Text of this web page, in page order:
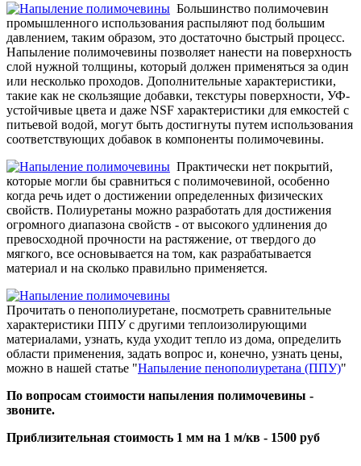
Большинство полимочевин
промышленного использования распыляют под большим
давлением, таким образом, это достаточно быстрый процесс.
Напыление полимочевины позволяет нанести на поверхность
слой нужной толщины, который должен применяться за один
или несколько проходов. Дополнительные характеристики,
такие как не скользящие добавки, текстуры поверхности, УФ-
устойчивые цвета и даже NSF характеристики для емкостей с
питьевой водой, могут быть достигнуты путем использования
соответствующих добавок в компоненты полимочевины.
Практически нет покрытий,
которые могли бы сравниться с полимочевиной, особенно
когда речь идет о достижении определенных физических
свойств. Полиуретаны можно разработать для достижения
огромного диапазона свойств - от высокого удлинения до
превосходной прочности на растяжение, от твердого до
мягкого, все основывается на том, как разрабатывается
материал и на сколько правильно применяется.
Прочитать о пенополиуретане, посмотреть сравнительные
характеристики ППУ с другими теплоизолирующими
материалами, узнать, куда уходит тепло из дома, определить
области применения, задать вопрос и, конечно, узнать цены,
можно в нашей статье "Напыление пенополиуретана (ППУ)"
По вопросам стоимости напыления полимочевины -
звоните.
Приблизительная стоимость 1 мм на 1 м/кв - 1500 руб